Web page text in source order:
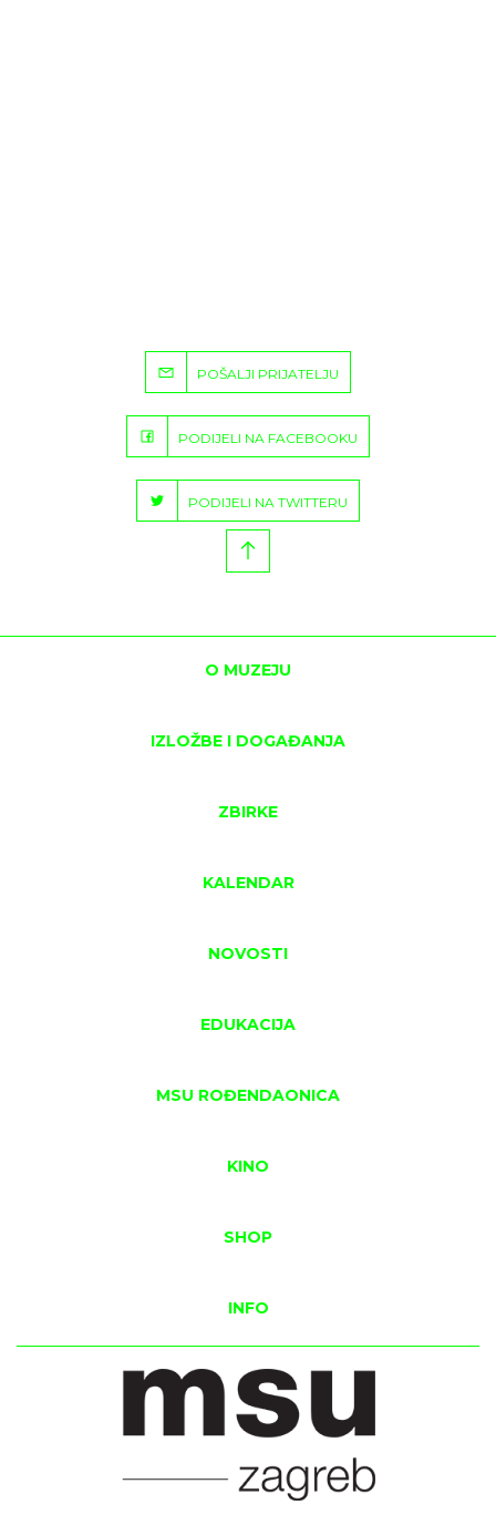
POŠALJI PRIJATELJU
PODIJELI NA FACEBOOKU
PODIJELI NA TWITTERU
O MUZEJU
IZLOŽBE I DOGAĐANJA
ZBIRKE
KALENDAR
NOVOSTI
EDUKACIJA
MSU ROĐENDAONICA
KINO
SHOP
INFO